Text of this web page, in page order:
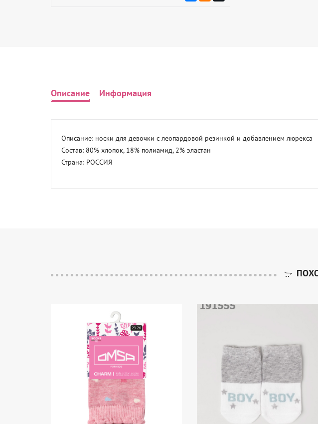
Описание Информация
Описание: носки для девочки с леопардовой резинкой и добавлением люрекса
Состав: 80% хлопок, 18% полиамид, 2% эластан
Страна: РОССИЯ